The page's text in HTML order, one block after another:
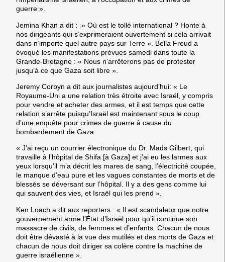
guerre ».
Jemina Khan a dit : » Où est le tollé international ? Honte à
nos dirigeants qui s’exprimeraient ouvertement si cela arrivait
dans n’importe quel autre pays sur Terre ». Bella Freud a
évoqué les manifestations prévues samedi dans toute la
Grande-Bretagne : « Nous n’arrêterons pas de protester
jusqu’à ce que Gaza soit libre ».
Jeremy Corbyn a dit aux journalistes aujourd’hui: « Le
Royaume-Uni a une relation très étroite avec Israël, y compris
pour vendre et acheter des armes, et il est temps que cette
relation s’arrête puisqu’Israël est maintenant sous le coup
d’une enquête pour crimes de guerre à cause du
bombardement de Gaza.
« J’ai reçu un courrier électronique du Dr. Mads Gilbert, qui
travaille à l’hôpital de Shifa [à Gaza] et j’ai eu les larmes aux
yeux lorsqu’il m’a décrit les mares de sang, l’électricité coupée,
le manque d’eau pure et les vagues constantes de morts et de
blessés se déversant sur l’hôpital. Il y a des gens comme lui
qui sauvent des vies, et Israël qui les prend ».
Ken Loach a dit aux reporters : « Il est scandaleux que notre
gouvernement arme l’État d’Israël pour qu’il continue son
massacre de civils, de femmes et d’enfants. Chacun de nous
doit être dévasté à la vue des mutilés et des morts de Gaza et
chacun de nous doit diriger sa colère contre la machine de
guerre israélienne ».